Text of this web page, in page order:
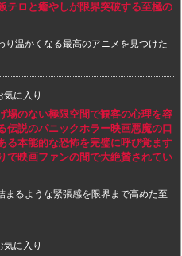
テロと癒やしが限界突破する至極の
温かくなる最高のアニメを見つけた
気に入り
場のない極限空間で観客の心理を容
伝説のパニックホラー映画悪魔の口
る本能的な恐怖を完璧に呼び覚ます
で映画ファンの間で大絶賛されてい
るような緊張感を限界まで高めた至
気に入り